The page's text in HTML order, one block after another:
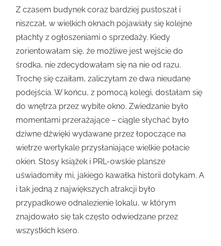
Z czasem budynek coraz bardziej pustoszał i
niszczał, w wielkich oknach pojawiały się kolejne
płachty z ogłoszeniami o sprzedaży. Kiedy
zorientowałam się, że możliwe jest wejście do
środka, nie zdecydowałam się na nie od razu.
Trochę się czaiłam, zaliczyłam ze dwa nieudane
podejścia. W końcu, z pomocą kolegi, dostałam się
do wnętrza przez wybite okno. Zwiedzanie było
momentami przerażające – ciągle słychać było
dziwne dźwięki wydawane przez łopoczące na
wietrze wertykale przysłaniające wielkie połacie
okien. Stosy książek i PRL-owskie plansze
uświadomiły mi, jakiego kawałka historii dotykam. A
i tak jedną z największych atrakcji było
przypadkowe odnalezienie lokalu, w którym
znajdowało się tak często odwiedzane przez
wszystkich ksero.